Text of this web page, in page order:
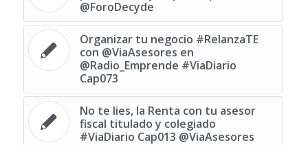
@ForoDecyde
Organizar tu negocio #RelanzaTE
con @ViaAsesores en
@Radio_Emprende #ViaDiario
Cap073
No te lies, la Renta con tu asesor
fiscal titulado y colegiado
#ViaDiario Cap013 @ViaAsesores